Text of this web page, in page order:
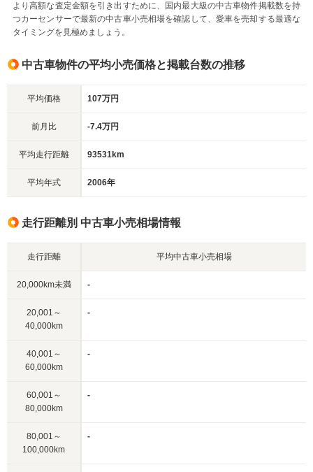
より高額な査定金額を引き出すために、国内最大級の中古車物件掲載数を持
つカーセンサーで最新の中古車小売相場を確認して、愛車を売却する最適な
タイミングを見極めましょう。
中古車物件の平均小売価格と掲載台数の推移
平均価格 107万円
前月比 -7.4万円
平均走行距離 93531km
平均年式 2006年
走行距離別 中古車小売相場情報
走行距離 平均中古車小売相場
20,000km未満 -
20,001～
40,000km
-
40,001～
60,000km
-
60,001～
80,000km
-
80,001～
100,000km
-